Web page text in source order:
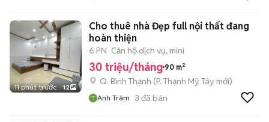
11 phút trước 12
Cho thuê nhà Đẹp full nội thất đang
hoàn thiện
6 PN Căn hộ dịch vụ, mini
30 triệu/tháng 90 m²
Q. Bình Thạnh (P. Thạnh Mỹ Tây mới)
Anh Trâm 3 đã bán